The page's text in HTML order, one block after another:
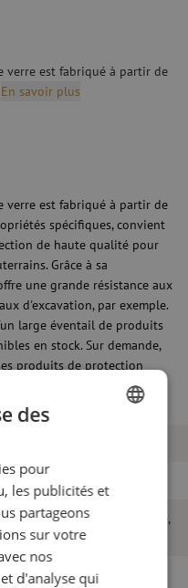
verre est fabriqué à partir de
En savoir plus
verre est fabriqué à partir de
spécifiques, convient
de haute qualité pour
Grâce à sa
une grande résistance aux
d'excavation, par exemple.
large éventail de produits
en stock. Sur demande,
produits de protection
en fibre de verre,
rouleau de 50m, orange
des
pour
les publicités et
partageons
sur votre
nos
d'analyse qui